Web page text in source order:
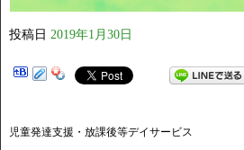
投稿日 2019年1月30日
児童発達支援・放課後等デイサービス